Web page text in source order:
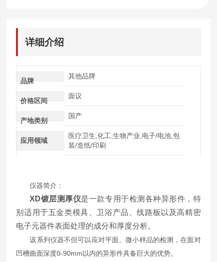
详细介绍
品牌
其他品牌
价格区间
面议
产地类别
国产
应用领域
医疗卫生,化工,生物产业,电子/电池,包
装/造纸/印刷
仪器简介：
XD镀层测厚仪是一款专用于检测各种异形件，特
别适用于五金类模具、卫浴产品、线路板以及高精密
电子元器件表面处理的成分和厚度分析。
该系列仪器不但可以应对平面、微小样品的检测，在面对
凹槽曲面深度0-90mm以内的异形件具备巨大的优势。